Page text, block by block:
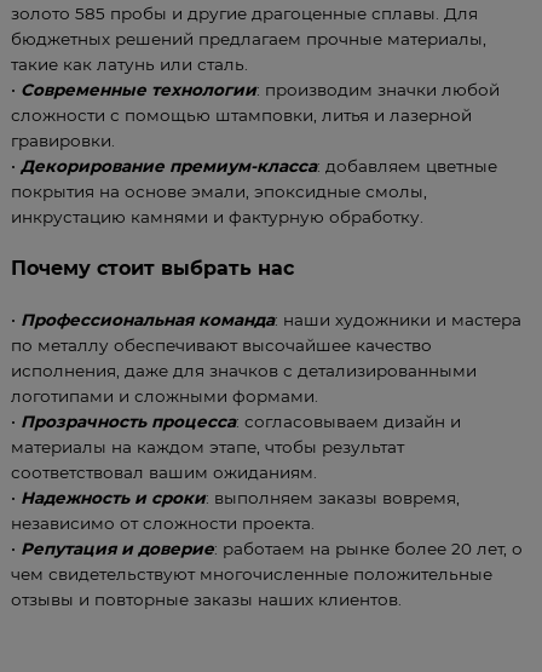
золото 585 пробы и другие драгоценные сплавы. Для
бюджетных решений предлагаем прочные материалы,
такие как латунь или сталь.
• Современные технологии: производим значки любой
сложности с помощью штамповки, литья и лазерной
гравировки.
• Декорирование премиум-класса: добавляем цветные
покрытия на основе эмали, эпоксидные смолы,
инкрустацию камнями и фактурную обработку.
Почему стоит выбрать нас
• Профессиональная команда: наши художники и мастера
по металлу обеспечивают высочайшее качество
исполнения, даже для значков с детализированными
логотипами и сложными формами.
• Прозрачность процесса: согласовываем дизайн и
материалы на каждом этапе, чтобы результат
соответствовал вашим ожиданиям.
• Надежность и сроки: выполняем заказы вовремя,
независимо от сложности проекта.
• Репутация и доверие: работаем на рынке более 20 лет, о
чем свидетельствуют многочисленные положительные
отзывы и повторные заказы наших клиентов.